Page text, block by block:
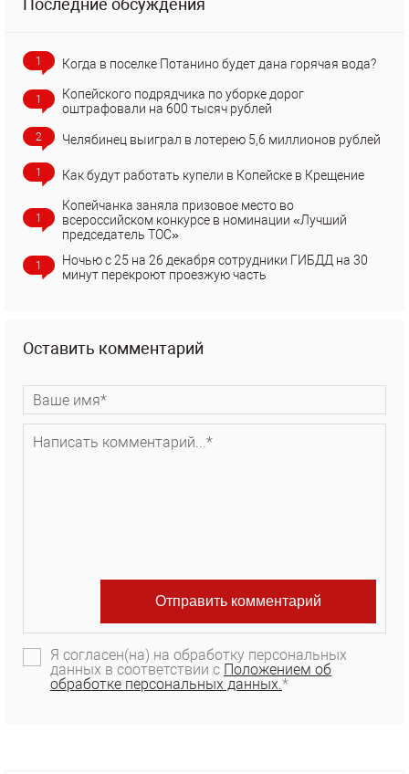
Последние обсуждения
1 Когда в поселке Потанино будет дана горячая вода?
1
Копейского подрядчика по уборке дорог
оштрафовали на 600 тысяч рублей
2 Челябинец выиграл в лотерею 5,6 миллионов рублей
1 Как будут работать купели в Копейске в Крещение
1
Копейчанка заняла призовое место во
всероссийском конкурсе в номинации «Лучший
председатель ТОС»
1
Ночью с 25 на 26 декабря сотрудники ГИБДД на 30
минут перекроют проезжую часть
Оставить комментарий
Я согласен(на) на обработку персональных
данных в соответствии с Положением об
обработке персональных данных.*